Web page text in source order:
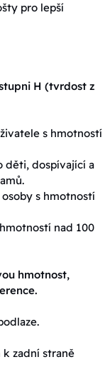
pro lepší
H (tvrdost z
s hmotností
děti, dospívající a
s hmotností
nad 100
hmotnost,
zadní straně